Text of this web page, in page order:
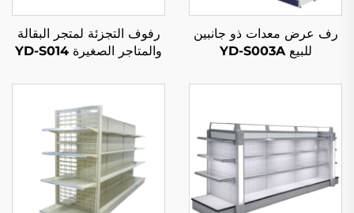
رف عرض معدات ذو جانبين
للبيع YD-S003A
رفوف التجزئة لمتجر البقالة
والمتاجر الصغيرة YD-S014